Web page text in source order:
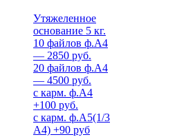
Утяжеленное
основание 5 кг.
10 файлов ф.А4
— 2850 руб.
20 файлов ф.А4
— 4500 руб.
с карм. ф.А4
+100 руб.
с карм. ф.А5(1/3
А4) +90 руб